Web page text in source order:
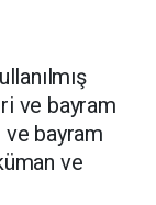
ve bayram
bayram
ve